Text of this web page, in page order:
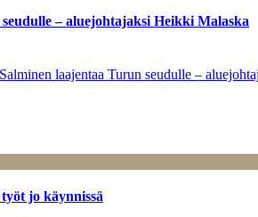
– aluejohtajaksi Heikki Malaska
laajentaa Turun seudulle –
jo käynnissä